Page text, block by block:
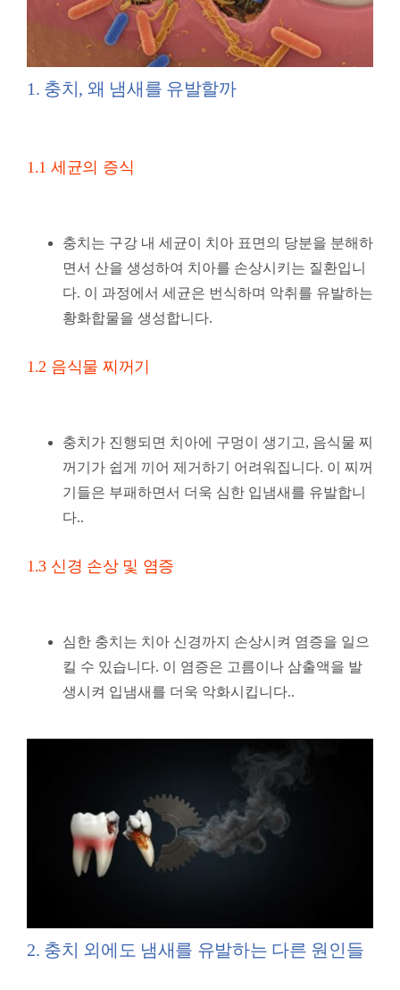
1. 충치, 왜 냄새를 유발할까
1.1 세균의 증식
충치는 구강 내 세균이 치아 표면의 당분을 분해하
면서 산을 생성하여 치아를 손상시키는 질환입니
다. 이 과정에서 세균은 번식하며 악취를 유발하는
황화합물을 생성합니다.
1.2 음식물 찌꺼기
충치가 진행되면 치아에 구멍이 생기고, 음식물 찌
꺼기가 쉽게 끼어 제거하기 어려워집니다. 이 찌꺼
기들은 부패하면서 더욱 심한 입냄새를 유발합니
다..
1.3 신경 손상 및 염증
심한 충치는 치아 신경까지 손상시켜 염증을 일으
킬 수 있습니다. 이 염증은 고름이나 삼출액을 발
생시켜 입냄새를 더욱 악화시킵니다..
2. 충치 외에도 냄새를 유발하는 다른 원인들